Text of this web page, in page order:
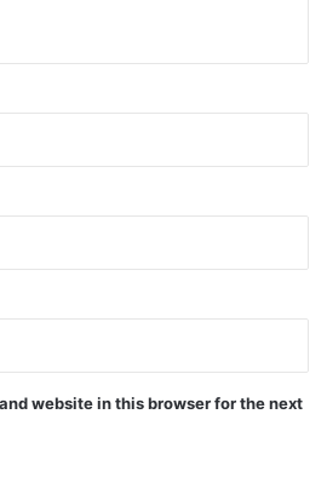
website in this browser for the next